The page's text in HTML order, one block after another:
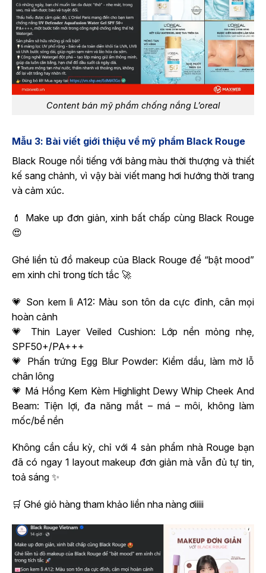
Content bán mỹ phẩm chống nắng L’oreal
Mẫu 3: Bài viết giới thiệu về mỹ phẩm Black Rouge
Black Rouge nổi tiếng với bảng màu thời thượng và thiết
kế sang chảnh, vì vậy bài viết mang hơi hướng thời trang
và cảm xúc.
💄 Make up đơn giản, xinh bất chấp cùng Black Rouge
😍
Ghé liền tủ đồ makeup của Black Rouge để “bật mood”
em xinh chỉ trong tích tắc 🚀
💗 Son kem lì A12: Màu son tôn da cực đỉnh, cân mọi
hoàn cảnh
💗 Thin Layer Veiled Cushion: Lớp nền mỏng nhẹ,
SPF50+/PA+++
💗 Phấn trứng Egg Blur Powder: Kiềm dầu, làm mờ lỗ
chân lông
💗 Má Hồng Kem Kèm Highlight Dewy Whip Cheek And
Beam: Tiện lợi, đa năng mắt – má – môi, không làm
mốc/bể nền
Không cần cầu kỳ, chỉ với 4 sản phẩm nhà Rouge bạn
đã có ngay 1 layout makeup đơn giản mà vẫn đủ tự tin,
toả sáng ✨
🛒 Ghé giỏ hàng tham khảo liền nha nàng ơiiiii